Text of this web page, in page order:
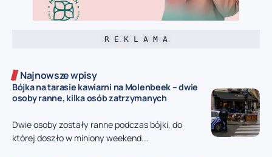
R E K L A M A
Najnowsze wpisy
Bójka na tarasie kawiarni na Molenbeek – dwie
osoby ranne, kilka osób zatrzymanych
Dwie osoby zostały ranne podczas bójki, do
której doszło w miniony weekend...